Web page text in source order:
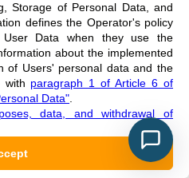
the reviewer or the author of
review of this article in the
provided to the competent
Storage of Personal Data, and
defines the Operator's policy
Data when they use the
about the implemented
of Users' personal data and the
with paragraph 1 of Article 6 of
Data"
data, and withdrawal of